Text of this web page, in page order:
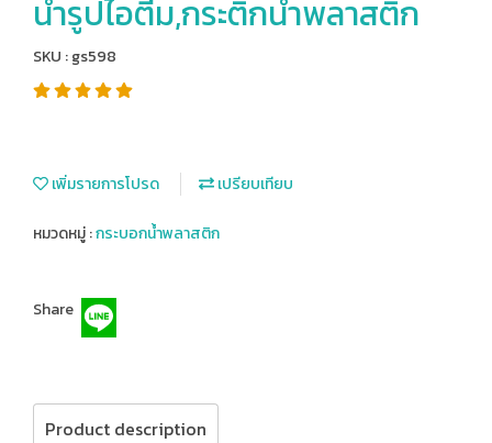
น้ำรูปไอตีม,กระติกน้ำพลาสติก
SKU : gs598
เพิ่มรายการโปรด เปรียบเทียบ
หมวดหมู่ :กระบอกน้ำพลาสติก
Share
Product description